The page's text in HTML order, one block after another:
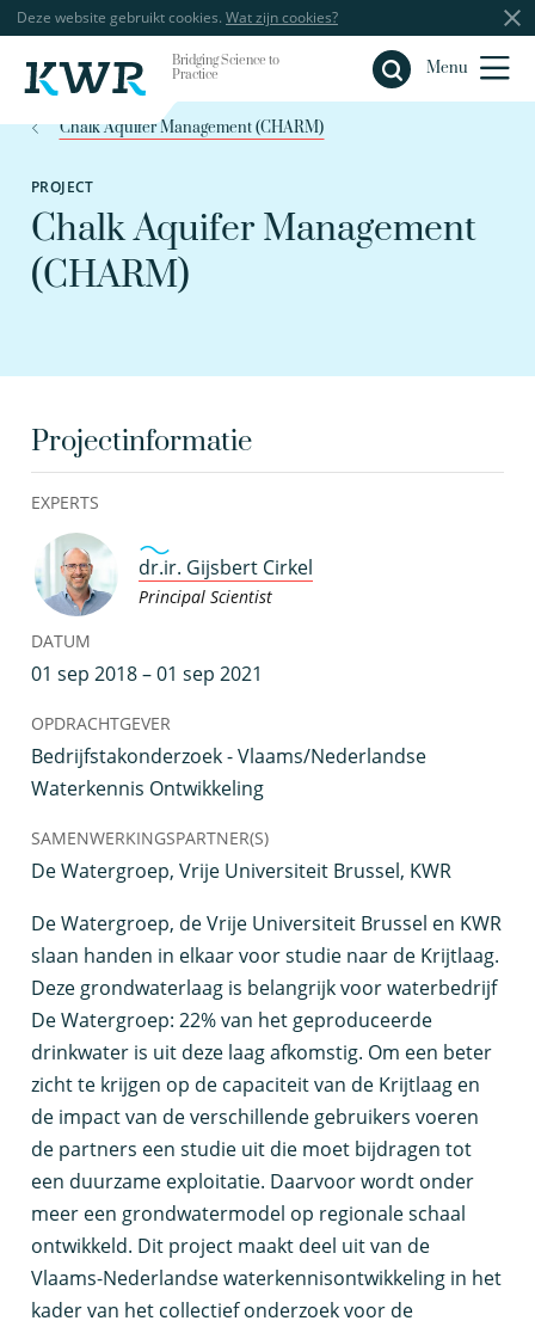
Deze website gebruikt cookies. Wat zijn cookies?
Bridging Science to
Practice
Menu
Sluiten
Chalk Aquifer Management (CHARM)
PROJECT
Chalk Aquifer Management
(CHARM)
De Watergroep, de Vrije Universiteit Brussel en KWR
slaan handen in elkaar voor studie naar de Krijtlaag.
Deze grondwaterlaag is belangrijk voor waterbedrijf
De Watergroep: 22% van het geproduceerde
drinkwater is uit deze laag afkomstig. Om een beter
zicht te krijgen op de capaciteit van de Krijtlaag en
de impact van de verschillende gebruikers voeren
de partners een studie uit die moet bijdragen tot
een duurzame exploitatie. Daarvoor wordt onder
meer een grondwatermodel op regionale schaal
ontwikkeld. Dit project maakt deel uit van de
Vlaams-Nederlandse waterkennisontwikkeling in het
kader van het collectief onderzoek voor de
Projectinformatie
EXPERTS
dr.ir. Gijsbert Cirkel
Principal Scientist
DATUM
01 sep 2018 – 01 sep 2021
OPDRACHTGEVER
Bedrijfstakonderzoek - Vlaams/Nederlandse
Waterkennis Ontwikkeling
SAMENWERKINGSPARTNER(S)
De Watergroep, Vrije Universiteit Brussel, KWR